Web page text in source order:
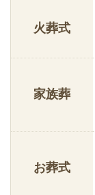
火葬式
家族葬
お葬式